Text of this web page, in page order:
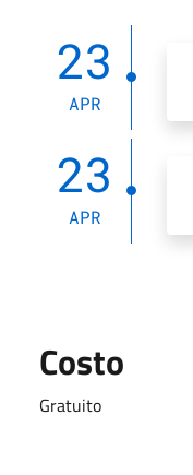
23
APR
23
APR
Costo
Gratuito